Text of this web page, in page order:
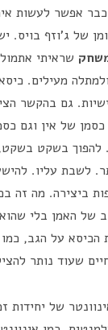
כבר אפשר לעשות
של ג'וזף בויס.
שראיתי
מעילים.
גם בהקשר
כסמן של אין וגם
להפוך בשקט
לשבת עליו.
ביצירה. מה זה
של האמן בלי
הכיסא על הגב,
שעוד נותר
של יחידות